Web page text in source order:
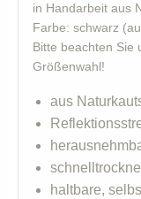
in Handarbeit aus
Farbe: schwarz
Bitte beachten Sie
Größenwahl!
aus
haltbare,